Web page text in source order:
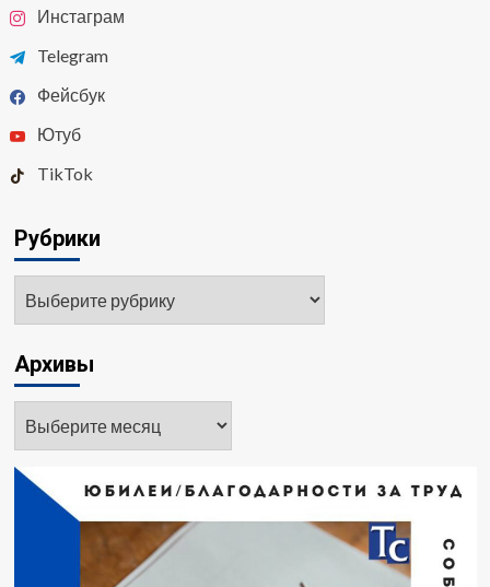
Инстаграм
Telegram
Фейсбук
Ютуб
TikTok
Рубрики
Архивы